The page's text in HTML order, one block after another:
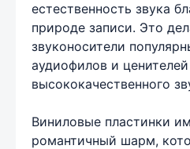
естественность звука
природе записи. Это
звуконосители
аудиофилов и ценителей
высококачественного
Виниловые пластинки
романтичный шарм,